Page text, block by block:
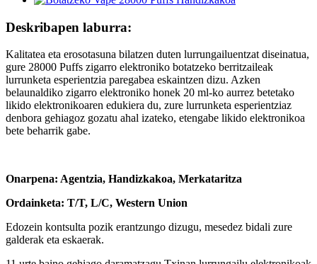
Deskribapen laburra:
Kalitatea eta erosotasuna bilatzen duten lurrungailuentzat diseinatua,
gure 28000 Puffs zigarro elektroniko botatzeko berritzaileak
lurrunketa esperientzia paregabea eskaintzen dizu. Azken
belaunaldiko zigarro elektroniko honek 20 ml-ko aurrez betetako
likido elektronikoaren edukiera du, zure lurrunketa esperientziaz
denbora gehiagoz gozatu ahal izateko, etengabe likido elektronikoa
bete beharrik gabe.
Onarpena: Agentzia, Handizkakoa, Merkataritza
Ordainketa: T/T, L/C, Western Union
Edozein kontsulta pozik erantzungo dizugu, mesedez bidali zure
galderak eta eskaerak.